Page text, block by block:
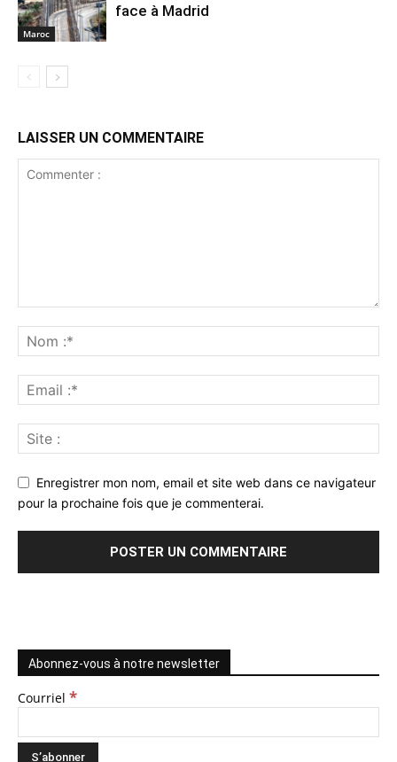
Maroc
face à Madrid
LAISSER UN COMMENTAIRE
Enregistrer mon nom, email et site web dans ce navigateur
pour la prochaine fois que je commenterai.
Abonnez-vous à notre newsletter
Courriel *